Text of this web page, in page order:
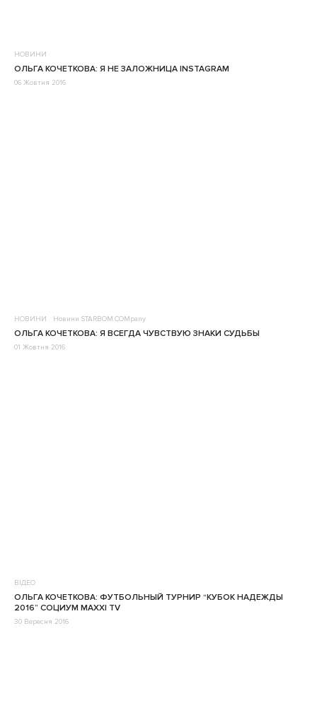
НОВИНИ
ОЛЬГА КОЧЕТКОВА: Я НЕ ЗАЛОЖНИЦА INSTAGRAM
06 Жовтня 2016
НОВИНИ Новини STARBOM.COMpany
ОЛЬГА КОЧЕТКОВА: Я ВСЕГДА ЧУВСТВУЮ ЗНАКИ СУДЬБЫ
01 Жовтня 2016
ВІДЕО
ОЛЬГА КОЧЕТКОВА: ФУТБОЛЬНЫЙ ТУРНИР “КУБОК НАДЕЖДЫ
2016” СОЦИУМ MAXXI TV
30 Вересня 2016